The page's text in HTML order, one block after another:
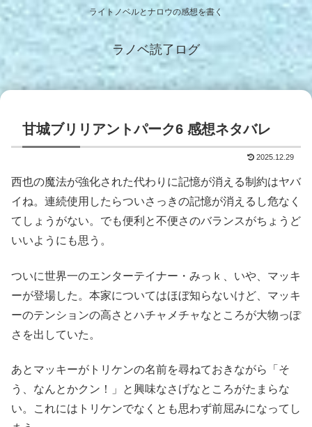
ライトノベルとナロウの感想を書く
ラノベ読了ログ
甘城ブリリアントパーク6 感想ネタバレ
2025.12.29
西也の魔法が強化された代わりに記憶が消える制約はヤバ
イね。連続使用したらついさっきの記憶が消えるし危なく
てしょうがない。でも便利と不便さのバランスがちょうど
いいようにも思う。
ついに世界一のエンターテイナー・みっｋ、いや、マッキ
ーが登場した。本家についてはほぼ知らないけど、マッキ
ーのテンションの高さとハチャメチャなところが大物っぽ
さを出していた。
あとマッキーがトリケンの名前を尋ねておきながら「そ
う、なんとかクン！」と興味なさげなところがたまらな
い。これにはトリケンでなくとも思わず前屈みになってし